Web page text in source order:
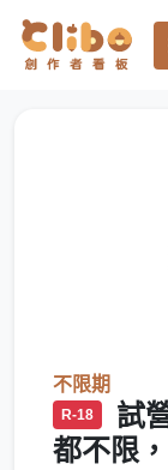
不限期
R-18
試
都不限